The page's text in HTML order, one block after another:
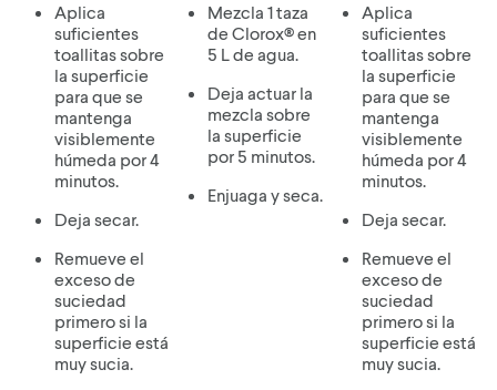
Aplica
suficientes
toallitas sobre
la superficie
para que se
mantenga
visiblemente
húmeda por 4
minutos.
Deja secar.
Remueve el
exceso de
suciedad
primero si la
superficie está
muy sucia.
Mezcla 1 taza
de Clorox® en
5 L de agua.
Deja actuar la
mezcla sobre
la superficie
por 5 minutos.
Enjuaga y seca.
Aplica
suficientes
toallitas sobre
la superficie
para que se
mantenga
visiblemente
húmeda por 4
minutos.
Deja secar.
Remueve el
exceso de
suciedad
primero si la
superficie está
muy sucia.